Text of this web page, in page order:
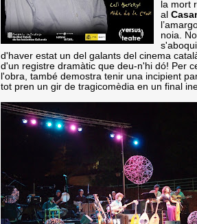
la mort
al
noia.
d'haver estat un del galants del cinema
d'un registre dramàtic que deu-n'hi dó! Per
l'obra, també demostra tenir una incipient
tot pren un gir de tragicomèdia en un final